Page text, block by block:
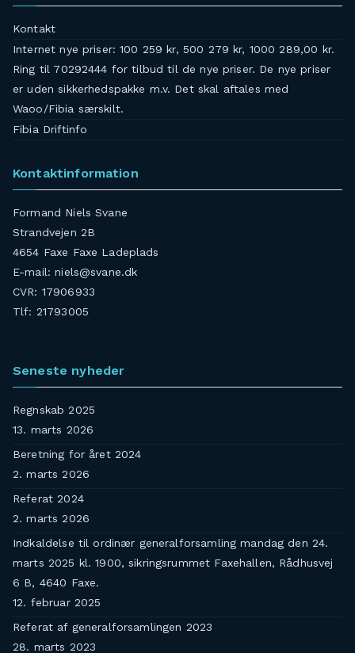
Kontakt
Internet nye priser: 100 259 kr, 500 279 kr, 1000 289,00 kr.
Ring til 70292444 for tilbud til de nye priser. De nye priser
er uden sikkerhedspakke m.v. Det skal aftales med
Waoo/Fibia særskilt.
Fibia Driftinfo
Kontaktinformation
Formand Niels Svane
Strandvejen 2B
4654 Faxe Faxe Ladeplads
E-mail: niels@svane.dk
CVR: 17906933
Tlf: 21793005
Seneste nyheder
Regnskab 2025
13. marts 2026
Beretning for året 2024
2. marts 2026
Referat 2024
2. marts 2026
Indkaldelse til ordinær generalforsamling mandag den 24.
marts 2025 kl. 1900, sikringsrummet Faxehallen, Rådhusvej
6 B, 4640 Faxe.
12. februar 2025
Referat af generalforsamlingen 2023
28. marts 2023